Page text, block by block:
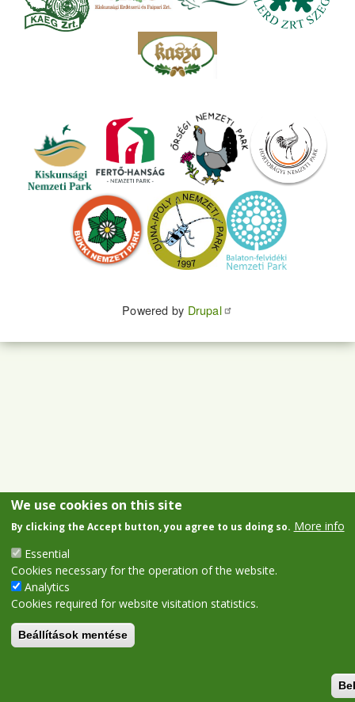
Powered by Drupal
We use cookies on this site
By clicking the Accept button, you agree to us doing so. More info
Essential
Cookies necessary for the operation of the website.
Analytics
Cookies required for website visitation statistics.
Beállítások mentése